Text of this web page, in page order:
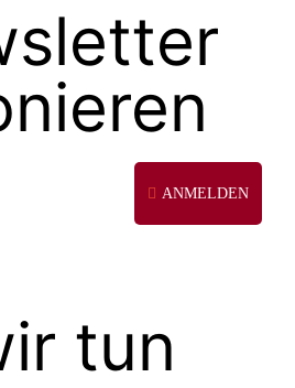
ANMELDEN
tun